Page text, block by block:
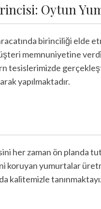
Oytun
birinciliği elde
memnuniyetine
tesislerimizde
yapılmaktadır.
her zaman ön planda
koruyan yumurtalar
kalitemizle